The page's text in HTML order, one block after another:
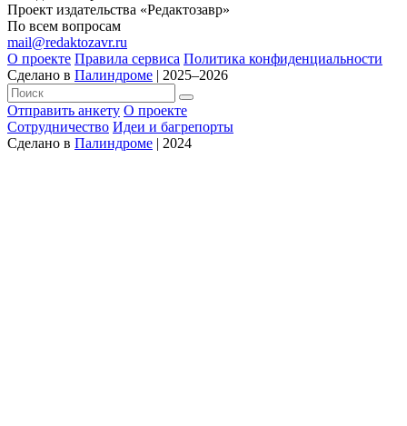
Проект издательства «Редактозавр»
По всем вопросам
mail@redaktozavr.ru
О проекте Правила сервиса Политика конфиденциальности
Сделано в Палиндроме | 2025–2026
Отправить анкету О проекте
Сотрудничество Идеи и багрепорты
Сделано в Палиндроме | 2024